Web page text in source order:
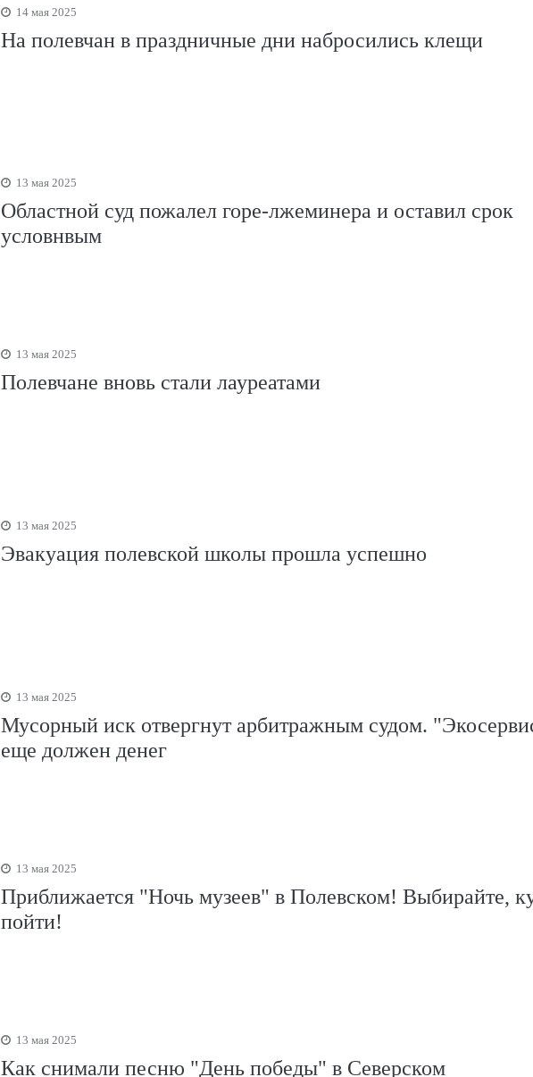
14 мая 2025
На полевчан в праздничные дни набросились клещи
13 мая 2025
Областной суд пожалел горе-лжеминера и оставил срок
условнвым
13 мая 2025
Полевчане вновь стали лауреатами
13 мая 2025
Эвакуация полевской школы прошла успешно
13 мая 2025
Мусорный иск отвергнут арбитражным судом.
еще должен денег
13 мая 2025
Приближается "Ночь музеев" в Полевском! Выбирайте,
пойти!
13 мая 2025
Как снимали песню "День победы" в Северском